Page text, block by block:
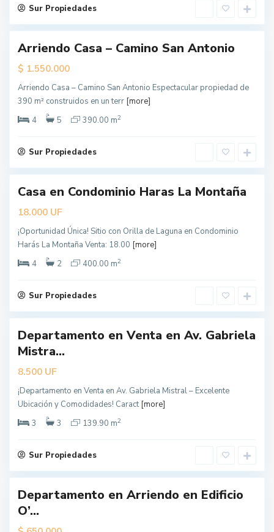
Sur Propiedades
l
e
s
Arriendo Casa – Camino San Antonio
$ 1.550.000
Arriendo Casa – Camino San Antonio Espectacular propiedad de
390 m² construidos en un terr [more]
4
5 390.00 m2
Sur Propiedades
L
o
Á
n
l
e
s
Casa en Condominio Haras La Montaña
18.000 UF
¡Oportunidad Única! Sitio con Orilla de Laguna en Condominio
Harás La Montaña Venta: 18.00 [more]
4
2 400.00 m2
Sur Propiedades
L
o
Á
n
l
e
s
Departamento en Venta en Av. Gabriela
Mistra...
8.500 UF
¡Departamento en Venta en Av. Gabriela Mistral – Excelente
Ubicación y Comodidades! Caract [more]
3
3 139.90 m2
Sur Propiedades
L
o
Á
n
l
e
s
Departamento en Arriendo en Edificio
O’...